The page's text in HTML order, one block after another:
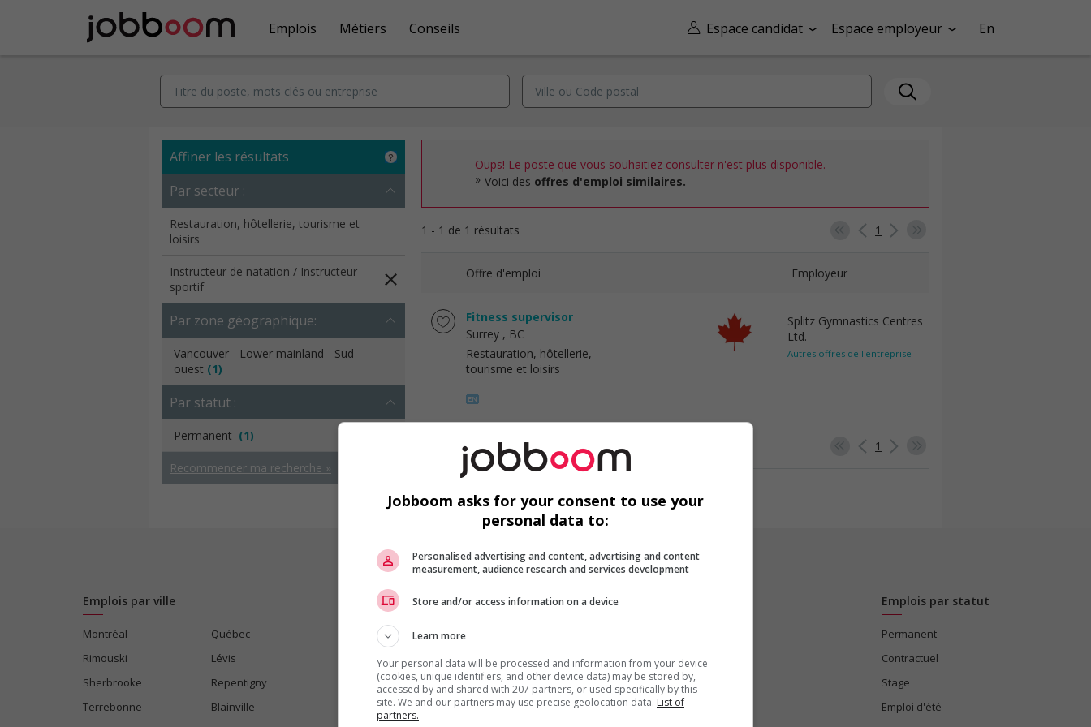
Espace candidat Espace employeur En
Emplois Métiers Conseils
Affiner les résultats
Par secteur :
Restauration, hôtellerie, tourisme et
loisirs
Instructeur de natation / Instructeur
sportif
Par zone géographique:
Vancouver - Lower mainland - Sud-
ouest (1)
Par statut :
Permanent (1)
Recommencer ma recherche »
Oups! Le poste que vous souhaitiez consulter n'est plus disponible.
Voici des offres d'emploi similaires.
1 - 1 de 1 résultats 1
Offre d'emploi Employeur
Fitness supervisor
Surrey , BC
Restauration, hôtellerie,
tourisme et loisirs
Splitz Gymnastics Centres
Ltd.
Autres offres de l'entreprise
1 - 1 de 1 résultats 1
Emplois par ville
Montréal
Québec
Rimouski
Lévis
Sherbrooke
Repentigny
Terrebonne
Blainville
Emplois par secteur
Arts et métiers de la mode
Cadres supérieurs
Commerce / Offres de services
diverses
Comptabilité / Assurance
Construction / Manutention
Droit
Emplois par statut
Permanent
Contractuel
Stage
Emploi d'été
Jobboom asks for your consent to use your
personal data to:
Personalised advertising and content, advertising and content
measurement, audience research and services development
Store and/or access information on a device
Learn more
Your personal data will be processed and information from your device
(cookies, unique identifiers, and other device data) may be stored by,
accessed by and shared with 207 partners, or used specifically by this
site. We and our partners may use precise geolocation data. List of
partners.